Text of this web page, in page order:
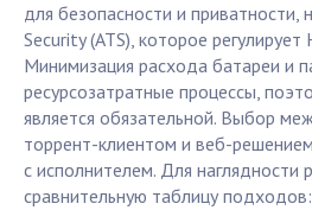
для безопасности и приватности,
Security (ATS), которое
Минимизация расхода батареи и
ресурсозатратные процессы,
является обязательной. Выбор
торрент-клиентом и веб-
с исполнителем. Для наглядности
сравнительную таблицу подходов: